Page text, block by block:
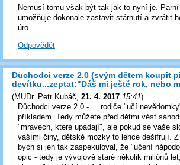
Nemusí tomu však být tak jak to nyní je.
umožňuje dokonale zastavit stárnutí a zvrátit
úro
Odpovědět
Důchodci verze 2.0 (svým dětem koupit
devítku...zeptat:"Dáš mi ještě rok, nebo
(MUDr. Petr Kubáč, 21. 4. 2017 15:41)
Důchodci verze 2.0 - ....rodiče "učí
příkladem. Tedy můžete před dětmi vést
"mravech, které upadají", ale pokud se vaše
vašími činy, dětské mozky to lehce dešifrují. Z
bych si jen tak zaspekuloval, že "učení
opic - tedy je vývojově staré několik miliónů